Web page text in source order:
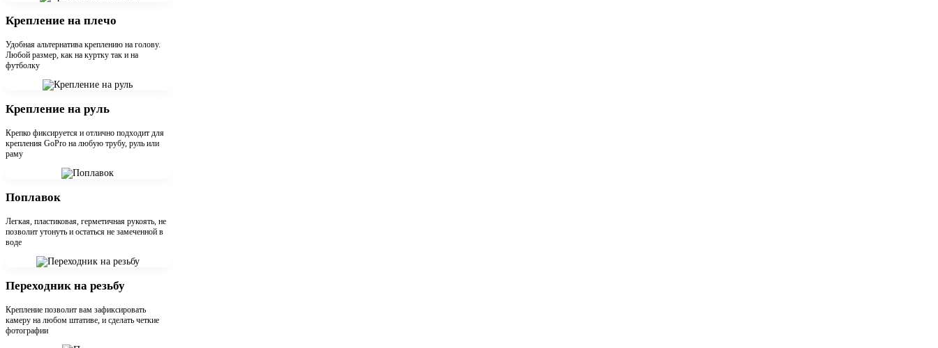
Крепление на плечо
Удобная альтернатива креплению на голову.
Любой размер, как на куртку так и на
футболку
Крепление на руль
Крепко фиксируется и отлично подходит для
крепления GoPro на любую трубу, руль или
раму
Поплавок
Легкая, пластиковая, герметичная рукоять, не
позволит утонуть и остаться не замеченной в
воде
Переходник на резьбу
Крепление позволит вам зафиксировать
камеру на любом штативе, и сделать четкие
фотографии